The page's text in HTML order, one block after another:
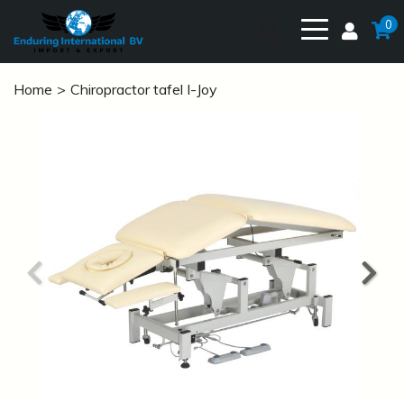
0
Home Chiropractor tafel I-Joy